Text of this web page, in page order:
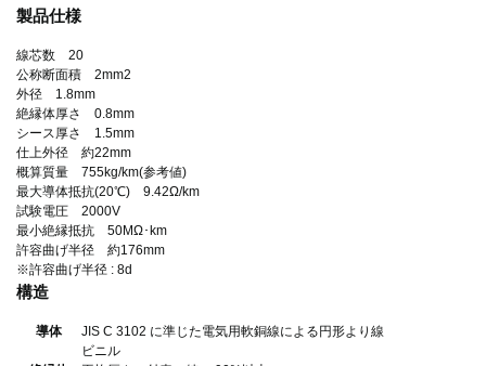
製品仕様
線芯数 20
公称断面積 2mm2
外径 1.8mm
絶縁体厚さ 0.8mm
シース厚さ 1.5mm
仕上外径 約22mm
概算質量 755kg/km(参考値)
最大導体抵抗(20℃) 9.42Ω/km
試験電圧 2000V
最小絶縁抵抗 50MΩ･km
許容曲げ半径 約176mm
※許容曲げ半径 : 8d
構造
導体 JIS C 3102 に準じた電気用軟銅線による円形より線
ビニル